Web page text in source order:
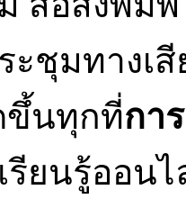
ะชุมทางเ
ขึ้นทุกที่กา
รียนรู้ออน